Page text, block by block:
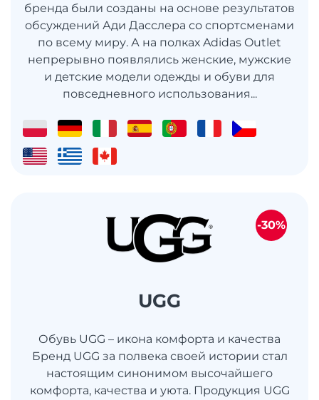
бренда были созданы на основе результатов
обсуждений Ади Дасслера со спортсменами
по всему миру. А на полках Adidas Outlet
непрерывно появлялись женские, мужские
и детские модели одежды и обуви для
повседневного использования...
UGG
Обувь UGG – икона комфорта и качества
Бренд UGG за полвека своей истории стал
настоящим синонимом высочайшего
комфорта, качества и уюта. Продукция UGG
-30%